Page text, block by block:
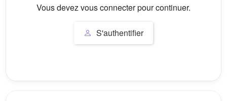
Vous devez vous connecter pour continuer.
S'authentifier